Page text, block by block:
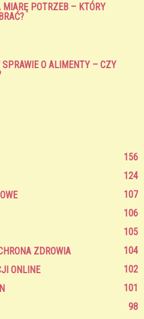
MIARĘ POTRZEB – KTÓRY
SPRAWIE O ALIMENTY – CZY
156
124
107
106
105
ZDROWIA
104
ONLINE
102
101
98